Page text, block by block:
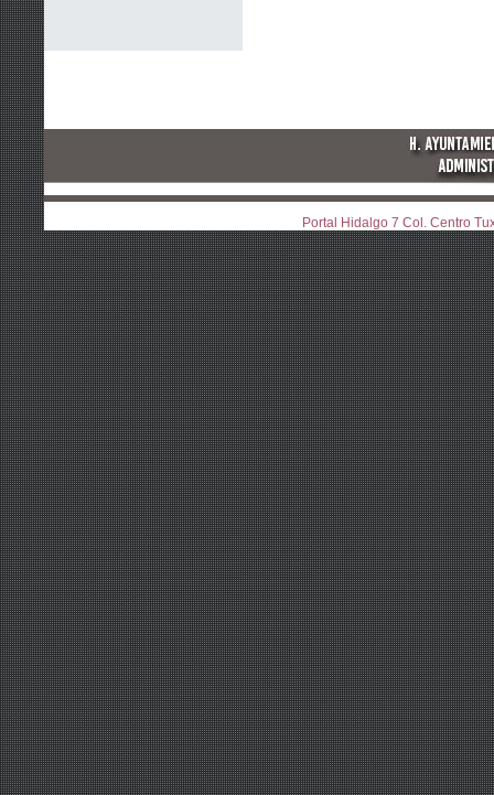
Portal Hidalgo 7 Col. Centro